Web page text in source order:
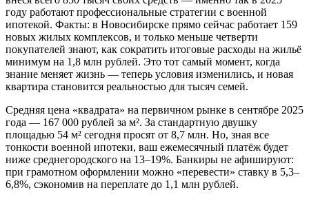
году работают профессиональные стратегии с военной
ипотекой. Факты: в Новосибирске прямо сейчас работает 159
новых жилых комплексов, и только меньше четверти
покупателей знают, как сократить итоговые расходы на жильё
минимум на 1,8 млн рублей. Это тот самый момент, когда
знание меняет жизнь — теперь условия изменились, и новая
квартира становится реальностью для тысяч семей.
Средняя цена «квадрата» на первичном рынке в сентябре 2025
года — 167 000 рублей за м². За стандартную двушку
площадью 54 м² сегодня просят от 8,7 млн. Но, зная все
тонкости военной ипотеки, ваш ежемесячный платёж будет
ниже среднегородского на 13–19%. Банкиры не афишируют:
при грамотном оформлении можно «перевести» ставку в 5,3–
6,8%, сэкономив на переплате до 1,1 млн рублей.